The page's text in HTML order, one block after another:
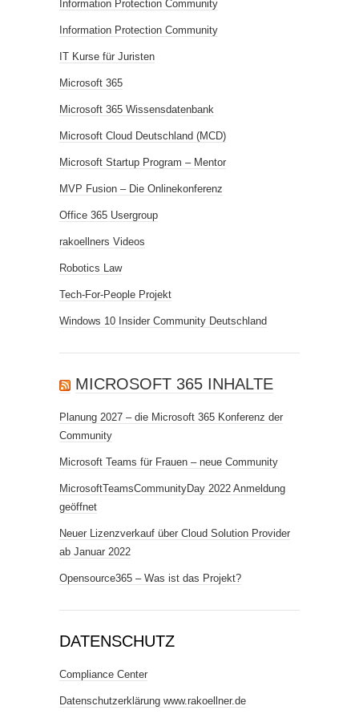
Information Protection Community
Information Protection Community
IT Kurse für Juristen
Microsoft 365
Microsoft 365 Wissensdatenbank
Microsoft Cloud Deutschland (MCD)
Microsoft Startup Program – Mentor
MVP Fusion – Die Onlinekonferenz
Office 365 Usergroup
rakoellners Videos
Robotics Law
Tech-For-People Projekt
Windows 10 Insider Community Deutschland
MICROSOFT 365 INHALTE
Planung 2027 – die Microsoft 365 Konferenz der
Community
Microsoft Teams für Frauen – neue Community
MicrosoftTeamsCommunityDay 2022 Anmeldung
geöffnet
Neuer Lizenzverkauf über Cloud Solution Provider
ab Januar 2022
Opensource365 – Was ist das Projekt?
DATENSCHUTZ
Compliance Center
Datenschutzerklärung www.rakoellner.de